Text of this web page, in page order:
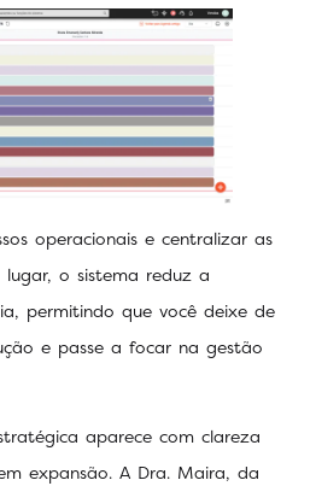
operacionais e centralizar as
o sistema reduz a
permitindo que você deixe de
e passe a focar na gestão
aparece com clareza
expansão. A Dra. Maira, da